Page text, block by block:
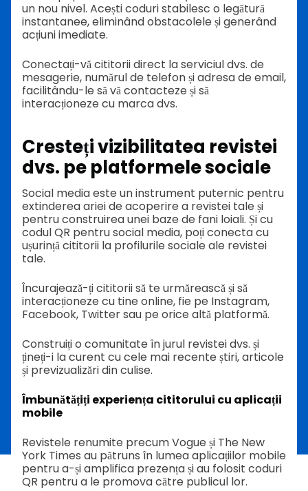
un nou nivel. Acești coduri stabilesc o legătură
instantanee, eliminând obstacolele și generând
acțiuni imediate.
Conectați-vă cititorii direct la serviciul dvs. de
mesagerie, numărul de telefon și adresa de email,
facilitându-le să vă contacteze și să
interacționeze cu marca dvs.
Cresteți vizibilitatea revistei
dvs. pe platformele sociale
Social media este un instrument puternic pentru
extinderea ariei de acoperire a revistei tale și
pentru construirea unei baze de fani loiali. Și cu
codul QR pentru social media, poți conecta cu
ușurință cititorii la profilurile sociale ale revistei
tale.
Încurajează-ți cititorii să te urmărească și să
interacționeze cu tine online, fie pe Instagram,
Facebook, Twitter sau pe orice altă platformă.
Construiți o comunitate în jurul revistei dvs. și
țineți-i la curent cu cele mai recente știri, articole
și previzualizări din culise.
Îmbunătățiți experiența cititorului cu aplicații
mobile
Revistele renumite precum Vogue și The New
York Times au pătruns în lumea aplicațiilor mobile
pentru a-și amplifica prezența și au folosit coduri
QR pentru a le promova către publicul lor.